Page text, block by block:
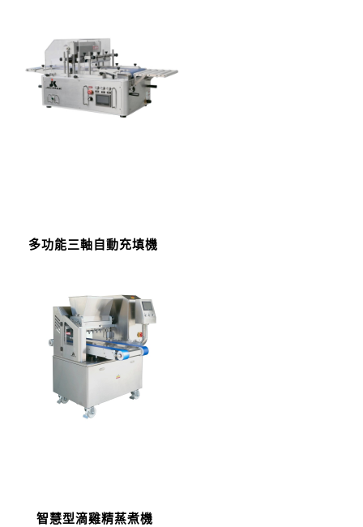
多功能三軸自動充填機
智慧型滴雞精蒸煮機